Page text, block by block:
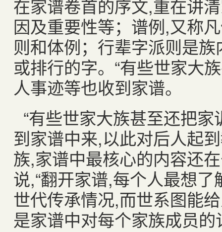
在家谱卷首的序文,重在讲
因及重要性等；谱例,又称
则和体例；行辈字派则是
或排行的字。“有些世家大
人事迹等也收到家谱。
“有些世家大族甚至还把
到家谱中来,以此对后人起
族,家谱中最核心的内容还
说,“翻开家谱,每个人最想了
世代传承情况,而世系图能
是家谱中对每个家族成员的